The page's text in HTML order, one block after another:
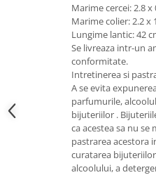
Cadouri pentru profesori sau
Cadouri Back to school
Cadouri de Paște
Cadouri Traditionale Romanesti
Cadouri pentru CUPLU El & Ea
Cadouri Iubitori de animale
Cadouri GRAVIDE
Cadouri pentru sportivi
Marime cercei: 2.8 x
Marime colier: 2.2 x
Lungime lantic: 42
Se livreaza intr-un
conformitate.
Intretinerea si
A se evita
parfumurile,
bijuteriilor .
ca acestea sa nu se
pastrarea acestora
curatarea
alcoolului, a